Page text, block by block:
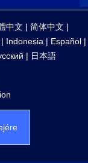
中文 | 简体中文 |
| Indonesia | Español|
| 日本語